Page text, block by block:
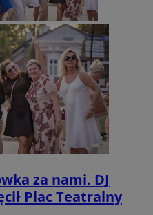
za nami. DJ
Plac Teatralny